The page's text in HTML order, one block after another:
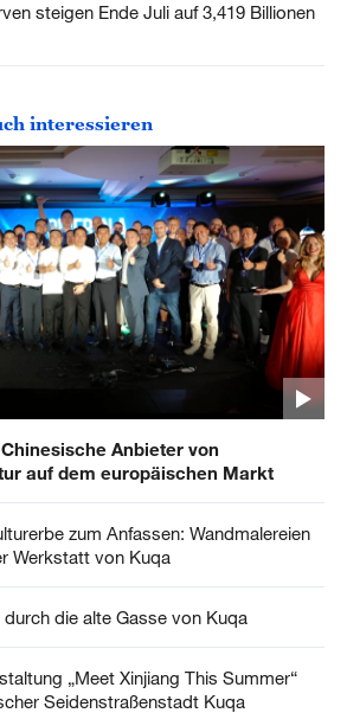
steigen Ende Juli auf 3,419 Billionen
interessieren
Anbieter von
auf dem europäischen Markt
zum Anfassen: Wandmalereien
Werkstatt von Kuqa
durch die alte Gasse von Kuqa
„Meet Xinjiang This Summer“
Seidenstraßenstadt Kuqa